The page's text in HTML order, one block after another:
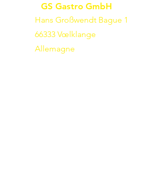
GS Gastro GmbH
Hans Großwendt Bague 1
66333 Vœlklange
Allemagne